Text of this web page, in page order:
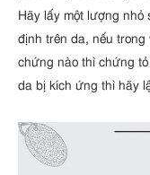
Hãy lấy một lượng nhỏ
định trên da, nếu trong
chứng nào thì chứng
da bị kích ứng thì hãy